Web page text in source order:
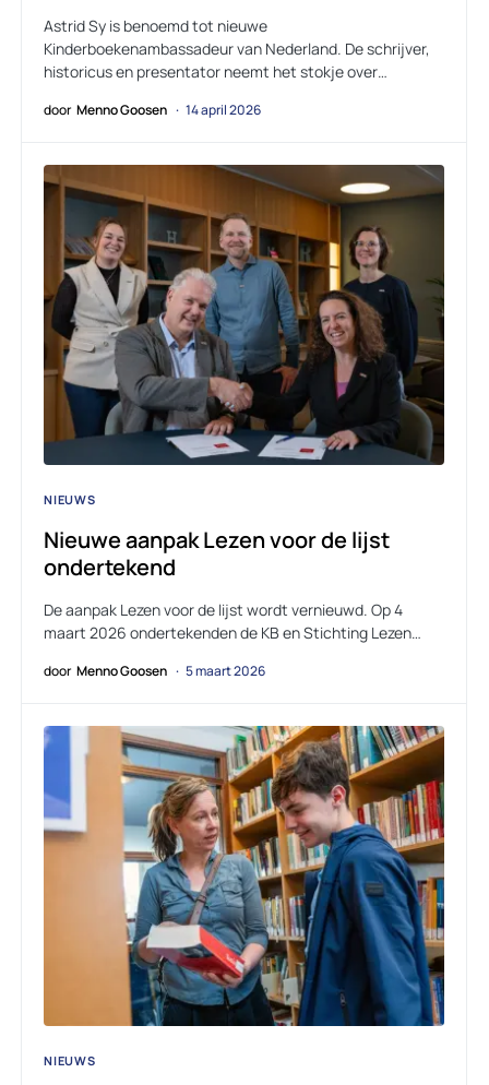
Astrid Sy is benoemd tot nieuwe
Kinderboekenambassadeur van Nederland. De schrijver,
historicus en presentator neemt het stokje over…
door Menno Goosen 14 april 2026
NIEUWS
Nieuwe aanpak Lezen voor de lijst
ondertekend
De aanpak Lezen voor de lijst wordt vernieuwd. Op 4
maart 2026 ondertekenden de KB en Stichting Lezen…
door Menno Goosen 5 maart 2026
NIEUWS